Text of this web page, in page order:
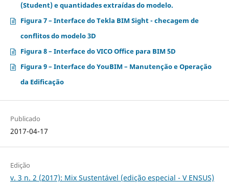
(Student) e quantidades extraídas do modelo.
Figura 7 – Interface do Tekla BIM Sight - checagem de
conflitos do modelo 3D
Figura 8 – Interface do VICO Office para BIM 5D
Figura 9 – Interface do YouBIM – Manutenção e Operação
da Edificação
Publicado
2017-04-17
Edição
v. 3 n. 2 (2017): Mix Sustentável (edição especial - V ENSUS)